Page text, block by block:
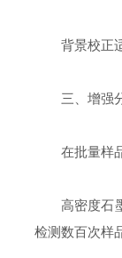
背景校正
三、增强
在批量样
高密度石
检测数百次样